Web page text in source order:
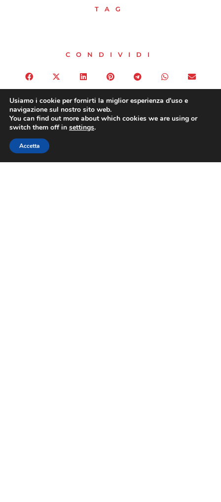
TAG
CONDIVIDI
PRECEDENTE
SUCCESSIVO
Usiamo i cookie per fornirti la miglior esperienza d'uso e
navigazione sul nostro sito web.
You can find out more about which cookies we are using or
switch them off in settings.
Accetta